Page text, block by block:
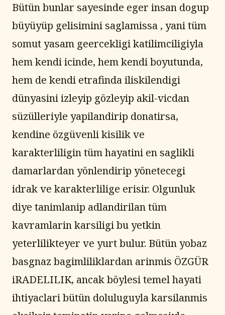
Bütün bunlar sayesinde eger insan dogup
büyüyüp gelisimini saglamissa , yani tüm
somut yasam geercekligi katilimciligiyla
hem kendi icinde, hem kendi boyutunda,
hem de kendi etrafinda iliskilendigi
dünyasini izleyip gözleyip akil-vicdan
süzülleriyle yapilandirip donatirsa,
kendine özgüvenli kisilik ve
karakterliligin tüm hayatini en saglikli
damarlardan yönlendirip yönetecegi
idrak ve karakterlilige erisir. Olgunluk
diye tanimlanip adlandirilan tüm
kavramlarin karsiligi bu yetkin
yeterlilikteyer ve yurt bulur. Bütün yobaz
basgnaz bagimliliklardan arinmis ÖZGÜR
iRADELILIK, ancak böylesi temel hayati
ihtiyaclari bütün doluluguyla karsilanmis